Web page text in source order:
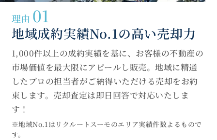
理由 01
地域成約実績No.1の高い売却力
1,000件以上の成約実績を基に、お客様の不動産の
市場価値を最大限にアピールし販売。地域に精通
したプロの担当者がご納得いただける売却をお約
束します。売却査定は即日回答で対応いたしま
す！
※地域No.1はリクルートスーモのエリア実績件数よるもので
す。